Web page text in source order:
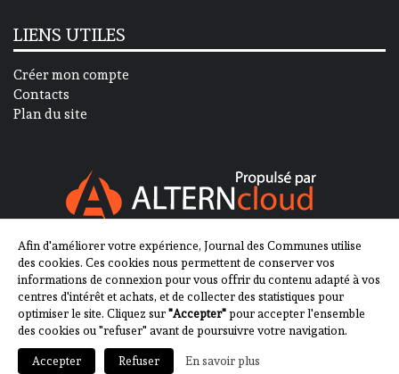
LIENS UTILES
Créer mon compte
Contacts
Plan du site
SUIVEZ-NOUS SUR
2013-2023 - Journal des Communes ©
Afin d'améliorer votre expérience, Journal des Communes utilise
des cookies. Ces cookies nous permettent de conserver vos
informations de connexion pour vous offrir du contenu adapté à vos
centres d'intérêt et achats, et de collecter des statistiques pour
optimiser le site. Cliquez sur"Accepter"pour accepter l'ensemble
des cookies ou "refuser" avant de poursuivre votre navigation.
Accepter Refuser En savoir plus